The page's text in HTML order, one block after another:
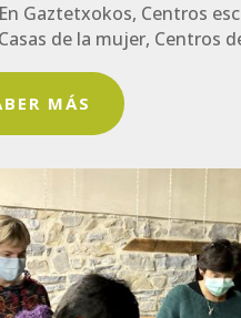
En Gaztetxokos, Centros
Casas de la mujer, Centros
MÁS